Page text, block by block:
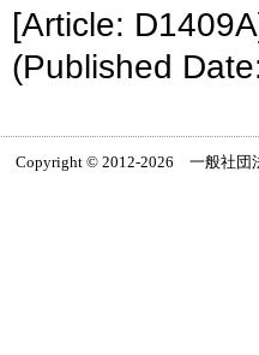
[Article:
(Published
Copyright © 2012-2026 一般社団